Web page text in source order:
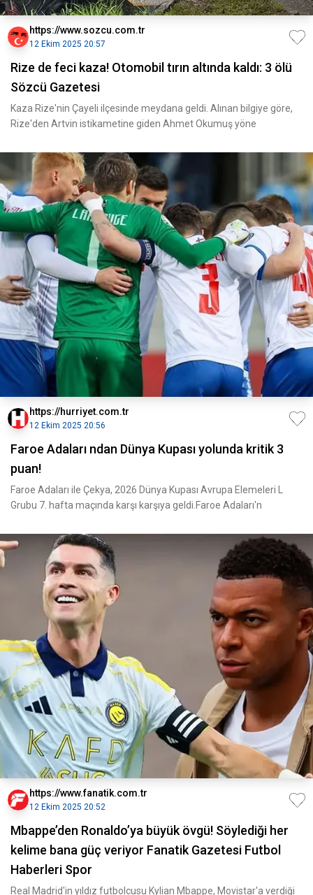
https://www.sozcu.com.tr
12 Ekim 2025 20:57
Rize de feci kaza! Otomobil tırın altında kaldı: 3 ölü
Sözcü Gazetesi
Kaza Rize'nin Çayeli ilçesinde meydana geldi. Alınan bilgiye göre,
Rize'den Artvin istikametine giden Ahmet Okumuş yöne
https://hurriyet.com.tr
12 Ekim 2025 20:56
Faroe Adaları ndan Dünya Kupası yolunda kritik 3
puan!
Faroe Adaları ile Çekya, 2026 Dünya Kupası Avrupa Elemeleri L
Grubu 7. hafta maçında karşı karşıya geldi.Faroe Adaları'n
https://www.fanatik.com.tr
12 Ekim 2025 20:52
Mbappe’den Ronaldo’ya büyük övgü! Söylediği her
kelime bana güç veriyor Fanatik Gazetesi Futbol
Haberleri Spor
Real Madrid'in yıldız futbolcusu Kylian Mbappe, Movistar'a verdiği